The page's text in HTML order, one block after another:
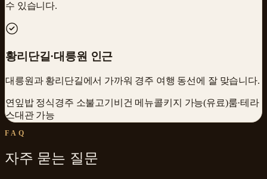
수 있습니다.
황리단길·대릉원 인근
대릉원과 황리단길에서 가까워 경주 여행 동선에 잘 맞습니다.
연잎밥 정식경주 소불고기 비건 메뉴콜키지 가능(유료)룸·테라
스대관 가능
FAQ
자주 묻는 질문